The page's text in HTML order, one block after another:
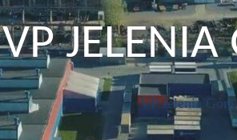
VP JELENIA
VP Jelenia Góra